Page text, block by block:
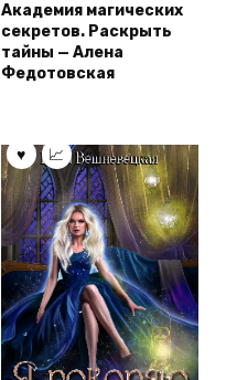
Академия магических
секретов. Раскрыть
тайны — Алена
Федотовская